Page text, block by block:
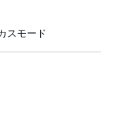
スモード